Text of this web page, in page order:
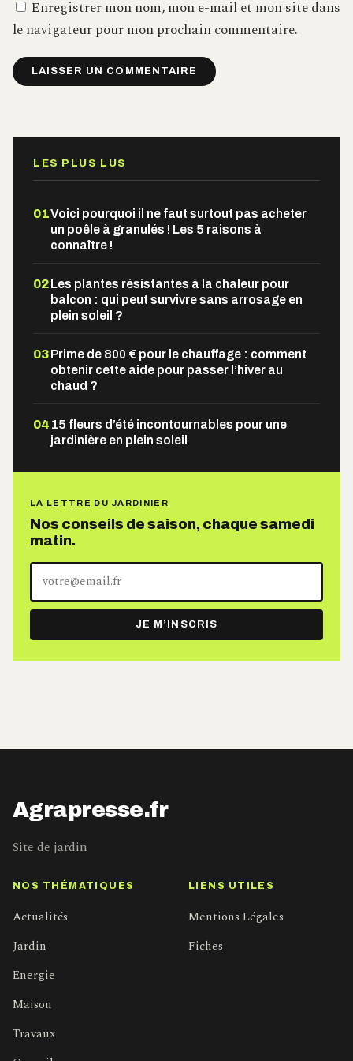
Enregistrer mon nom, mon e-mail et mon site dans
le navigateur pour mon prochain commentaire.
LES PLUS LUS
01Voici pourquoi il ne faut surtout pas acheter
un poêle à granulés ! Les 5 raisons à
connaître !
02Les plantes résistantes à la chaleur pour
balcon : qui peut survivre sans arrosage en
plein soleil ?
03Prime de 800 € pour le chauffage : comment
obtenir cette aide pour passer l’hiver au
chaud ?
04 15 fleurs d’été incontournables pour une
jardinière en plein soleil
LA LETTRE DU JARDINIER
Nos conseils de saison, chaque samedi
matin.
Votre
adresse
e-
mail
JE M’INSCRIS
Agrapresse.fr
Site de jardin
NOS THÉMATIQUES
Actualités
Jardin
Energie
Maison
Travaux
LIENS UTILES
Mentions Légales
Fiches